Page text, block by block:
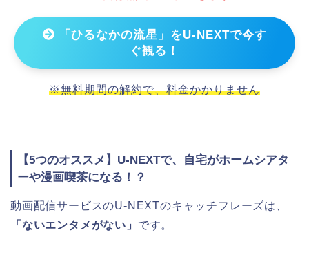
「ひるなかの流星」をU-NEXTで今す
ぐ観る！
※無料期間の解約で、料金かかりません
【5つのオススメ】U-NEXTで、自宅がホームシアタ
ーや漫画喫茶になる！？
動画配信サービスのU-NEXTのキャッチフレーズは、
「ないエンタメがない」 です。